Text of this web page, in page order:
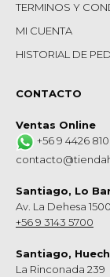
TERMINOS Y
MI CUENTA
HISTORIAL DE
CONTACTO
Ventas Online
+56 9 4426
Santiago, Lo
Av. La Dehesa
+56 9 3143 5700
Santiago,
La Rinconada 239